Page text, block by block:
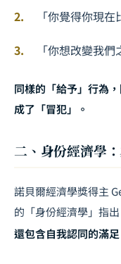
「你覺得你現
「你想改變我
同樣的「給予」行為
成了「冒犯」。
二、身份經濟學
諾貝爾經濟學獎得主
的「身份經濟學」指出
還包含自我認同的滿足